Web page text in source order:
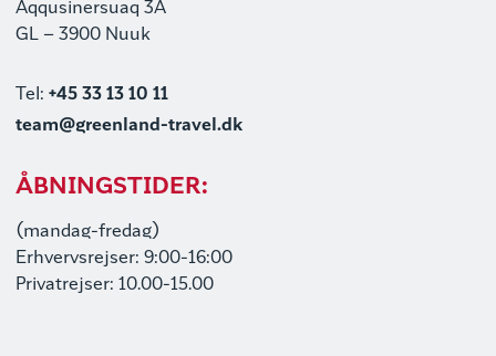
Aqqusinersuaq 3A
GL – 3900 Nuuk
Tel: +45 33 13 10 11
team@greenland-travel.dk
ÅBNINGSTIDER:
(mandag-fredag)
Erhvervsrejser: 9:00-16:00
Privatrejser: 10.00-15.00